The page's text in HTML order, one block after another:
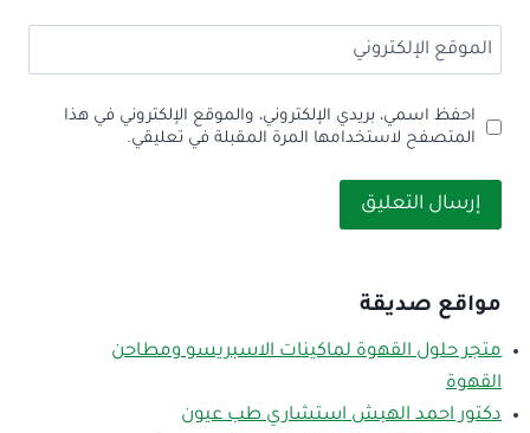
الموقع الإلكتروني
احفظ اسمي، بريدي الإلكتروني، والموقع الإلكتروني في هذا
المتصفح لاستخدامها المرة المقبلة في تعليقي.
مواقع صديقة
متجر حلول القهوة لماكينات الاسبريسو ومطاحن
القهوة
دكتور احمد الهبش استشاري طب عيون